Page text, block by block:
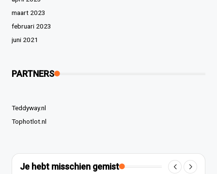
maart 2023
februari 2023
juni 2021
PARTNERS
Teddyway.nl
Tophotlot.nl
Je hebt misschien gemist